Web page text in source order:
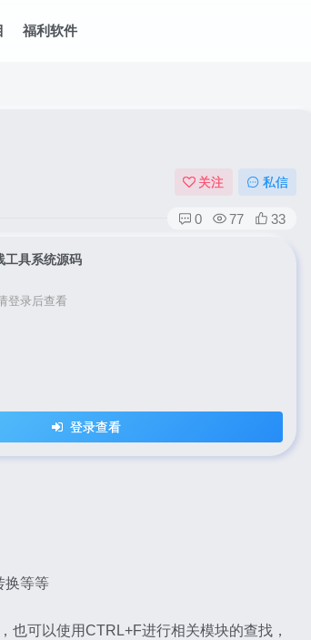
福利软件
关注 私信
0 77 33
具系统源码
登录后查看
登录查看
换等等
也可以使用CTRL+F进行相关模块的查找，